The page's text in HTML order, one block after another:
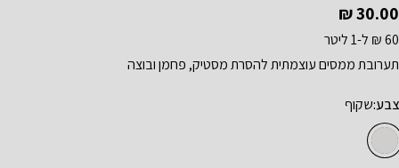
מחיר
רגיל
30.00 ₪
60 ₪ ל-1 ליטר
תערובת ממסים עוצמתית להסרת מסטיק, פחמן ובוצה
צבע:שקוף